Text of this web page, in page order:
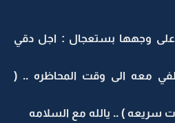
وجهها بستعجال : اجل دقي
معه الى وقت المحاظره .. (
) .. يالله مع السلامه